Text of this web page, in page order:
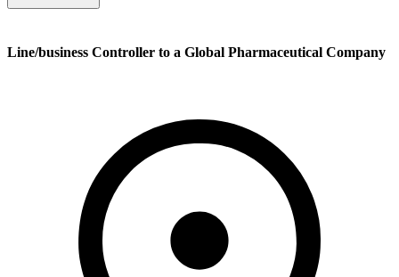
Line/business Controller to a Global Pharmaceutical Company